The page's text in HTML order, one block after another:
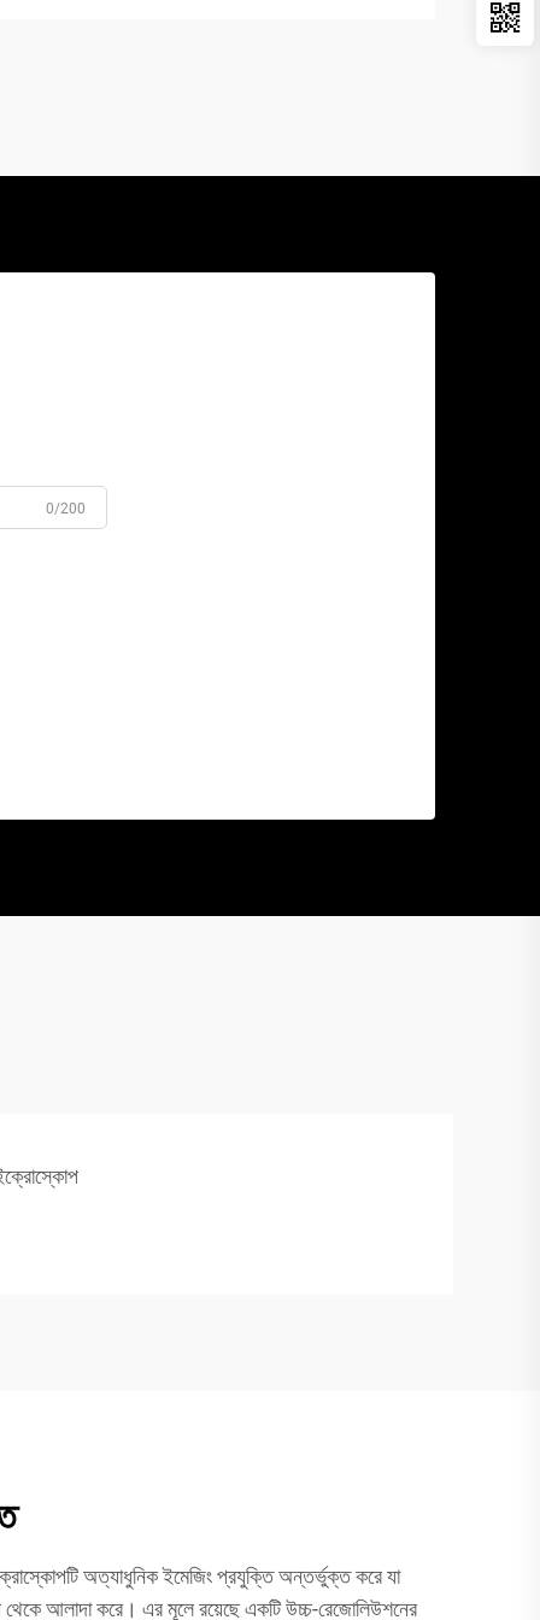
0/200
অত্যাধুনিক ইমেজিং প্রযুক্তি অন্তর্ভুক্ত করে যা
আলাদা করে। এর মূলে রয়েছে একটি উচ্চ-রেজোলিউশনের